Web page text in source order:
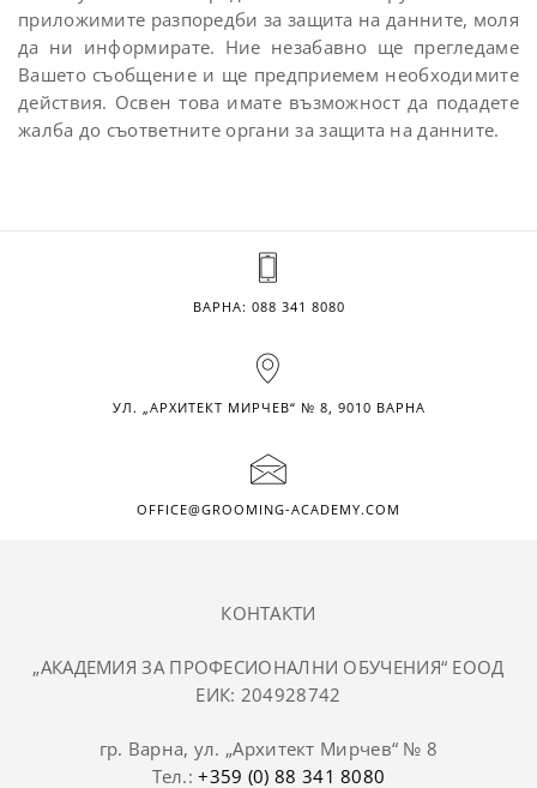
приложимите разпоредби за защита на данните, моля
да ни информирате. Ние незабавно ще прегледаме
Вашето съобщение и ще предприемем необходимите
действия. Освен това имате възможност да подадете
жалба до съответните органи за защита на данните.
ВАРНА: 088 341 8080
УЛ. „АРХИТЕКТ МИРЧЕВ“ № 8, 9010 ВАРНА
OFFICE@GROOMING-ACADEMY.COM
КОНТАКТИ
„АКАДЕМИЯ ЗА ПРОФЕСИОНАЛНИ ОБУЧЕНИЯ“ ЕООД
ЕИК: 204928742
гр. Варна, ул. „Архитект Мирчев“ № 8
Тел.:+359 (0) 88 341 8080